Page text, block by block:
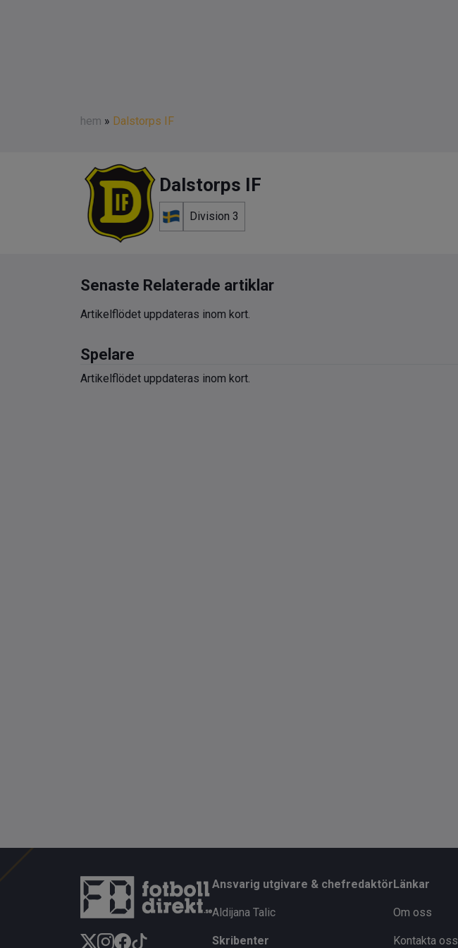
hem » Dalstorps IF
Dalstorps IF
Division 3
Senaste Relaterade artiklar
Artikelflödet uppdateras inom kort.
Spelare
Artikelflödet uppdateras inom kort.
Ansvarig utgivare & chefredaktör
Aldijana Talic
Skribenter
Länkar
Om oss
Kontakta oss